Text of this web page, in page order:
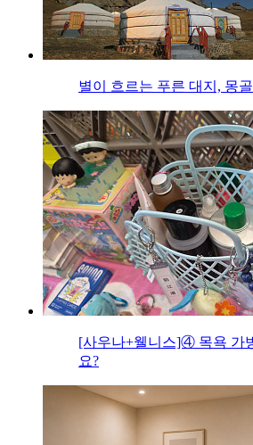
별이 흐르는 푸른 대지, 몽
[사우나+웰니스]④ 목욕 가
요?